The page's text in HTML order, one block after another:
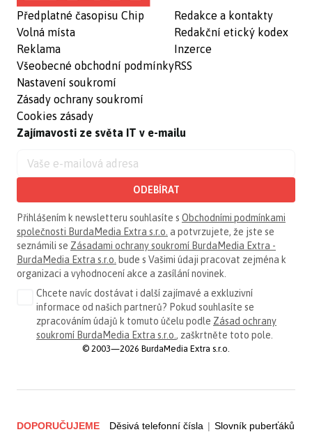
Předplatné časopisu Chip
Volná místa
Reklama
Všeobecné obchodní podmínky
Nastavení soukromí
Zásady ochrany soukromí
Cookies zásady
Redakce a kontakty
Redakční etický kodex
Inzerce
RSS
Zajímavosti ze světa IT v e-mailu
ODEBÍRAT
Přihlášením k newsletteru souhlasíte s Obchodními podmínkami
společnosti BurdaMedia Extra s.r.o. a potvrzujete, že jste se
seznámili se Zásadami ochrany soukromí BurdaMedia Extra -
BurdaMedia Extra s.r.o. bude s Vašimi údaji pracovat zejména k
organizaci a vyhodnocení akce a zasílání novinek.
Chcete navíc dostávat i další zajímavé a exkluzivní
informace od našich partnerů? Pokud souhlasíte se
zpracováním údajů k tomuto účelu podle Zásad ochrany
soukromí BurdaMedia Extra s.r.o. , zaškrtněte toto pole.
© 2003—2026 BurdaMedia Extra s.r.o.
DOPORUČUJEME Děsivá telefonní čísla | Slovník puberťáků